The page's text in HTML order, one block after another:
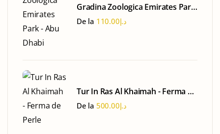
Gradina Zoologica Emirates Park
- Abu Dhabi
De la د.إ110.00
Tur In Ras Al Khaimah - Ferma de
Perle
De la د.إ500.00